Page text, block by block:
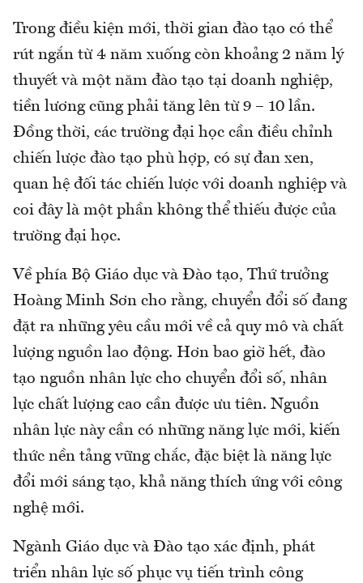
Trong điều kiện mới, thời gian đào tạo có thể
rút ngắn từ 4 năm xuống còn khoảng 2 năm lý
thuyết và một năm đào tạo tại doanh nghiệp,
tiền lương cũng phải tăng lên từ 9 – 10 lần.
Đồng thời, các trường đại học cần điều chỉnh
chiến lược đào tạo phù hợp, có sự đan xen,
quan hệ đối tác chiến lược với doanh nghiệp và
coi đây là một phần không thể thiếu được của
trường đại học.
Về phía Bộ Giáo dục và Đào tạo, Thứ trưởng
Hoàng Minh Sơn cho rằng, chuyển đổi số đang
đặt ra những yêu cầu mới về cả quy mô và chất
lượng nguồn lao động. Hơn bao giờ hết, đào
tạo nguồn nhân lực cho chuyển đổi số, nhân
lực chất lượng cao cần được ưu tiên. Nguồn
nhân lực này cần có những năng lực mới, kiến
thức nền tảng vững chắc, đặc biệt là năng lực
đổi mới sáng tạo, khả năng thích ứng với công
nghệ mới.
Ngành Giáo dục và Đào tạo xác định, phát
triển nhân lực số phục vụ tiến trình công